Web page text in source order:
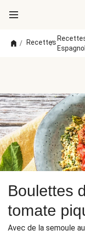
/ Recettes
/
Boulettes
tomate
Avec de la semoule